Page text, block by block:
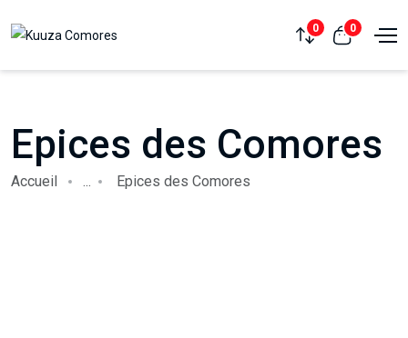
0 0
Epices des Comores
Accueil ... Epices des Comores